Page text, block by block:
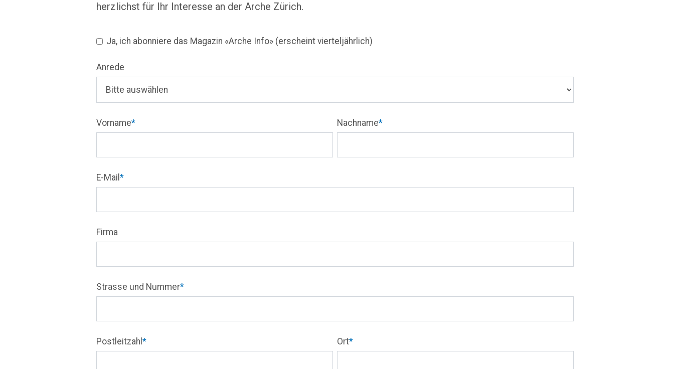
herzlichst für Ihr Interesse an der Arche Zürich.
Ja, ich abonniere das Magazin «Arche Info» (erscheint vierteljährlich)
Anrede
Vorname* Nachname*
E-Mail *
Firma
Strasse und Nummer*
Postleitzahl * Ort*